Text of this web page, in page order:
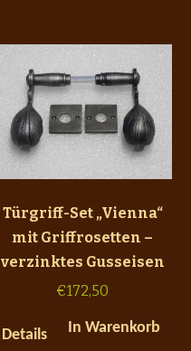
Türgriff-Set „Vienna“
mit Griffrosetten –
verzinktes Gusseisen
€172,50
Details In Warenkorb